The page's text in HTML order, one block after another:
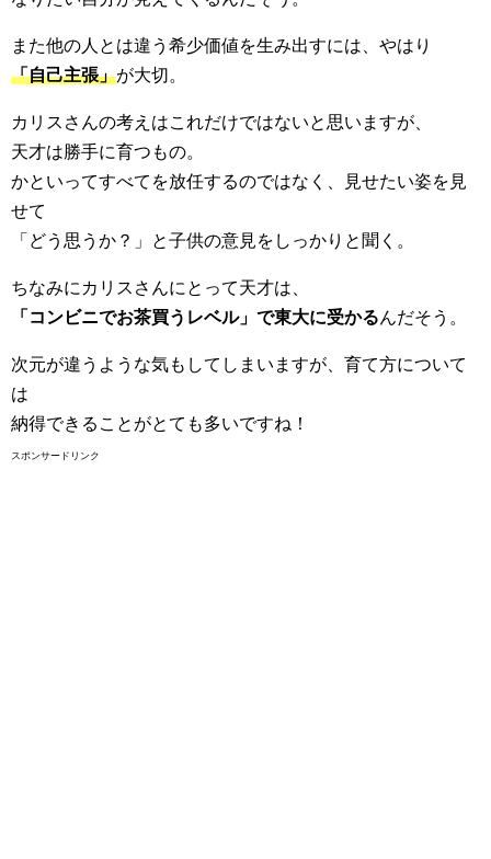
また他の人とは違う希少価値を生み出すには、やはり
「自己主張」が大切。
カリスさんの考えはこれだけではないと思いますが、
天才は勝手に育つもの。
かといってすべてを放任するのではなく、見せたい姿を見
せて
「どう思うか？」と子供の意見をしっかりと聞く。
ちなみにカリスさんにとって天才は、
「コンビニでお茶買うレベル」で東大に受かるんだそう。
次元が違うような気もしてしまいますが、育て方について
は
納得できることがとても多いですね！
スポンサードリンク